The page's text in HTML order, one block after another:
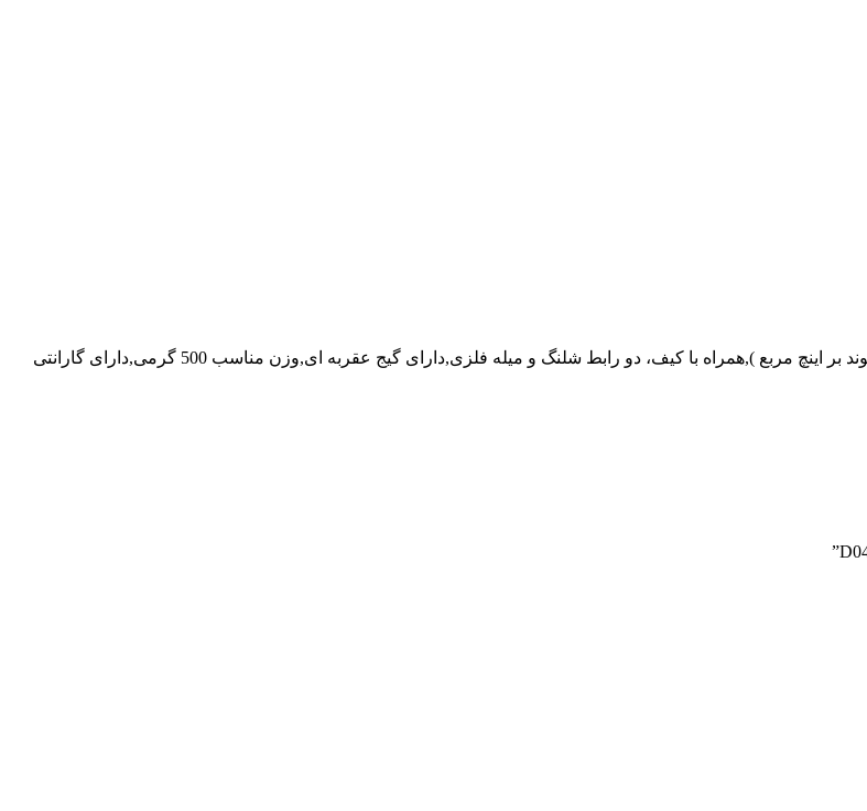
کمپرس سنج داناپلاس,بدنه مقاوم با دوام و عمر بالا,توانایی سنجش فشار تا 300 PSI ( پوند بر اینچ مربع ),همراه با کیف، دو رابط شلنگ و میله فلزی,دارای گیج عقربه ای,وزن مناسب 500 گرمی,دارای گارانتی